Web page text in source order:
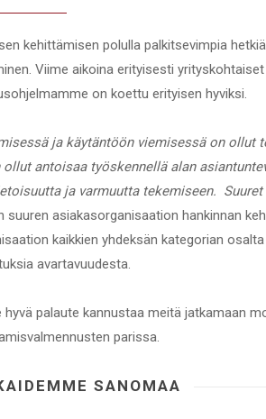
kehittämisen polulla palkitsevimpia
Viime aikoina erityisesti yrityskohtaiset
on koettu erityisen hyviksi.
ja käytäntöön viemisessä on ollut
antoisaa työskennellä alan
ja varmuutta tekemiseen. Suuret
asiakasorganisaation hankinnan
kaikkien yhdeksän kategorian osalta
avartavuudesta.
palaute kannustaa meitä jatkamaan
parissa.
SANOMAA